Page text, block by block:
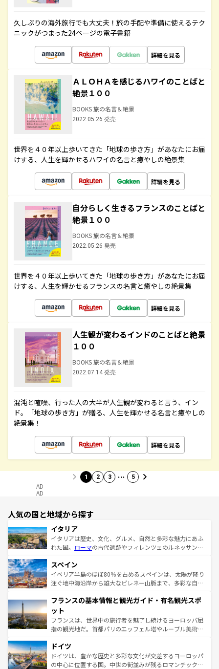
久しぶりの海外旅行でも大丈夫！旅の手配や準備に使えるテク
ニックがつまった24ページの電子書籍
詳細を見る
ＡＬＯＨＡを感じるハワイのことばと
絶景１００
BOOKS 旅の名言＆絶景
2022.05.26 発売
世界を４０年以上歩いてきた「地球の歩き方」があなたにお届
けする、人生を輝かせるハワイの名言と癒やしの絶景集
詳細を見る
自分らしく生きるフランスのことばと
絶景１００
BOOKS 旅の名言＆絶景
2022.05.26 発売
世界を４０年以上歩いてきた「地球の歩き方」があなたにお届
けする、人生を輝かせるフランスの名言と癒やしの絶景集
詳細を見る
人生観が変わるインドのことばと絶景
１００
BOOKS 旅の名言＆絶景
2022.07.14 発売
混沌と喧噪、行った人の大半が人生観が変わると言う、イン
ド。「地球の歩き方」が贈る、人生を輝かせる名言と癒やしの
絶景集！
詳細を見る
1 2 3 … 5
AD
AD
人気の国と地域から探す
イタリア
イタリアは歴史、文化、グルメ、自然と多彩な魅力にあふ
れた国。 ローマの古代遺跡やフィレンツェのルネッサンス
ろん、トスカーナの美しい田園風景やアマルフィ海岸の絶
景など、自然景観も見逃せない。観光の合間には、本場の
ピザやパスタなど、絶品のイタリア料理を堪能することも
ませてくれるイタリアで、忘れられない旅をしてみよう！
なお、新着のイタリア情報は
しい。
スペイン
イベリア半島のほぼ80％を占めるスペインは、太陽が降り
注ぐ地中海沿岸から雄大なピレネー山脈まで、多彩な自然
文化が根付くこの国では、情熱的なフラメンコ、熱気あふ
れる闘牛、そして美味しいタパスが生活の一部となってい
る。首都マドリードの洗練された雰囲気や、バルセロナの
アートに溢れた街角から、地方では古代ローマ遺跡や中世
せる。地方によって風土や気候が異なるスペインはその個
性で訪れる人を魅了する。 なお、新着のスペイン情報は コ
ンテンツ一覧を参照してほしい。
フランスの基本情報と観光ガイド・有名観光スポ
ット
フランスは、世界中の旅行者を魅了し続けるヨーロッパ屈
指の観光地だ。首都パリのエッフェル塔やルーブル美術館
で、幅広い魅力が詰まっている。華麗な宮殿、歴史的な大
聖堂、美しいビーチ、そして豊かな自然が、訪れる者を心
から魅了する。また、フランスは美食の国としても知ら
ドイツ
ドイツは、豊かな歴史と多彩な文化が交差するヨーロッパ
の中心に位置する国。中世の街並みが残るロマンチック街